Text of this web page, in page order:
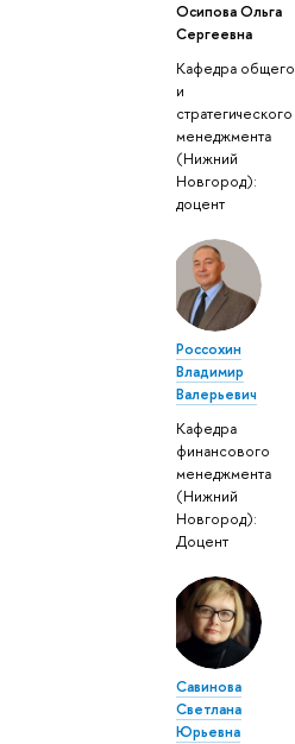
Осипова Ольга
Сергеевна
Кафедра общего
и
стратегического
менеджмента
(Нижний
Новгород):
доцент
Россохин
Владимир
Валерьевич
Кафедра
финансового
менеджмента
(Нижний
Новгород):
Доцент
Савинова
Светлана
Юрьевна